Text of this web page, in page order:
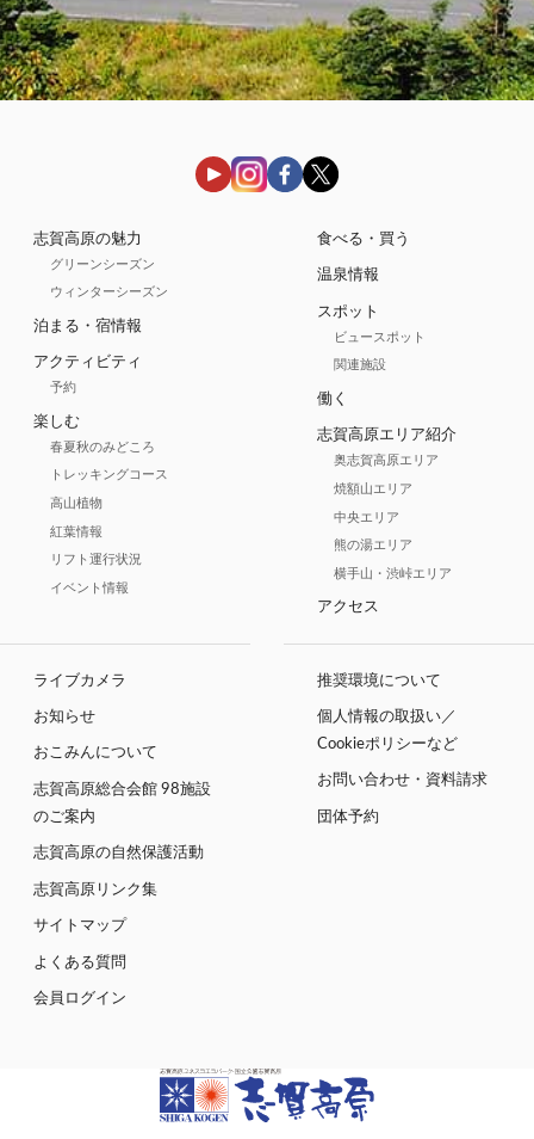
志賀高原の魅力
グリーンシーズン
ウィンターシーズン
泊まる・宿情報
アクティビティ
予約
楽しむ
春夏秋のみどころ
トレッキングコース
高山植物
紅葉情報
リフト運行状況
イベント情報
食べる・買う
温泉情報
スポット
ビュースポット
関連施設
働く
志賀高原エリア紹介
奥志賀高原エリア
焼額山エリア
中央エリア
熊の湯エリア
横手山・渋峠エリア
アクセス
ライブカメラ
お知らせ
おこみんについて
志賀高原総合会館 98施設
のご案内
志賀高原の自然保護活動
志賀高原リンク集
サイトマップ
よくある質問
会員ログイン
推奨環境について
個人情報の取扱い／
Cookieポリシーなど
お問い合わせ・資料請求
団体予約